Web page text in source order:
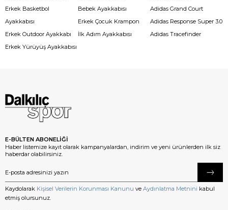
Erkek Basketbol
Ayakkabısı
Erkek Outdoor Ayakkabı
Erkek Yürüyüş Ayakkabısı
Bebek Ayakkabısı
Erkek Çocuk Krampon
İlk Adım Ayakkabısı
Adidas Grand Court
Adidas Response Super 3.0
Adidas Tracefinder
E-BÜLTEN ABONELİĞİ
Haber listemize kayıt olarak kampanyalardan, indirim ve yeni ürünlerden ilk siz
haberdar olabilirsiniz.
Kaydolarak Kişisel Verilerin Korunması Kanunu ve Aydınlatma Metnini kabul
etmiş olursunuz.